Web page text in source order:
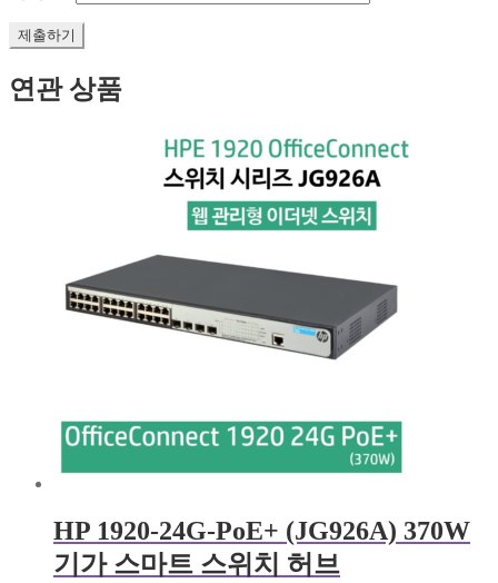
연관 상품
HP 1920-24G-PoE+ (JG926A) 370W
기가 스마트 스위치 허브